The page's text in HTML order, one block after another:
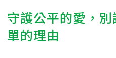
守護公平的愛，
單的理由